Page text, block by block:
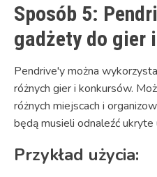
Sposób 5:
gadżety do gier
Pendrive'y można
różnych gier i konkursów.
różnych miejscach i
będą musieli odnaleźć ukryte
Przykład użycia: